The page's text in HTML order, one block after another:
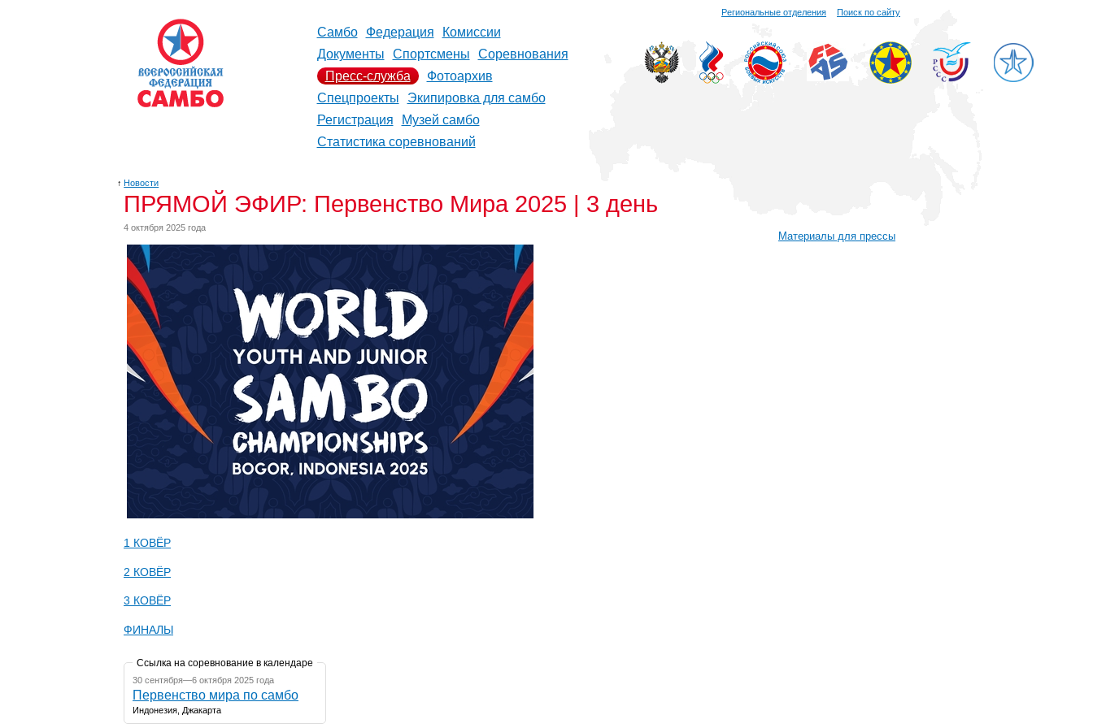
Региональные отделения Поиск по сайту
Самбо Федерация
Комиссии
Документы
Спортсмены
Соревнования
Пресс-служба
Фотоархив
Спецпроекты
Экипировка для самбо
Регистрация
Музей самбо
Статистика соревнований
↑ Новости
ПРЯМОЙ ЭФИР: Первенство Мира 2025 | 3 день
4 октября 2025 года
1 КОВЁР
2 КОВЁР
3 КОВЁР
ФИНАЛЫ
Ссылка на соревнование в календаре
30 сентября—6 октября 2025 года
Первенство мира по самбо
Индонезия, Джакарта
Материалы для прессы